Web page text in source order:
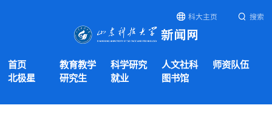
科大主页 搜索
首页 教育教学 科学研究 人文社科
师资队伍
北极星
研究生 就业 图书馆